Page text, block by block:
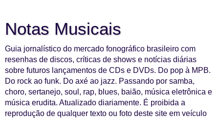
Notas Musicais
Guia jornalístico do mercado fonográfico brasileiro com
resenhas de discos, críticas de shows e notícias diárias
sobre futuros lançamentos de CDs e DVDs. Do pop à MPB.
Do rock ao funk. Do axé ao jazz. Passando por samba,
choro, sertanejo, soul, rap, blues, baião, música eletrônica e
música erudita. Atualizado diariamente. É proibida a
reprodução de qualquer texto ou foto deste site em veículo